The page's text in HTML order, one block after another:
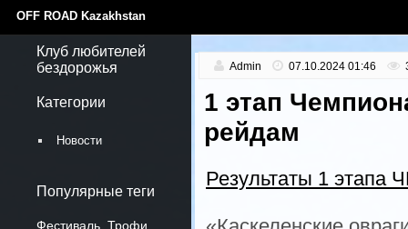
OFF ROAD Kazakhstan
Клуб любителей
бездорожья
Категории
Новости
Популярные теги
Фестиваль, Трофи
Admin 07.10.2024 01:46
1 этап
рейдам
Результаты 1 этапа